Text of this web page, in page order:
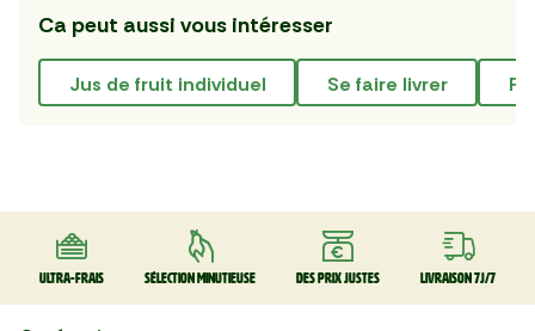
Ca peut aussi vous intéresser
jus de fruit individuel se faire livrer
Ultra-frais Sélection minutieuse Des prix justes Livraison 7J/7